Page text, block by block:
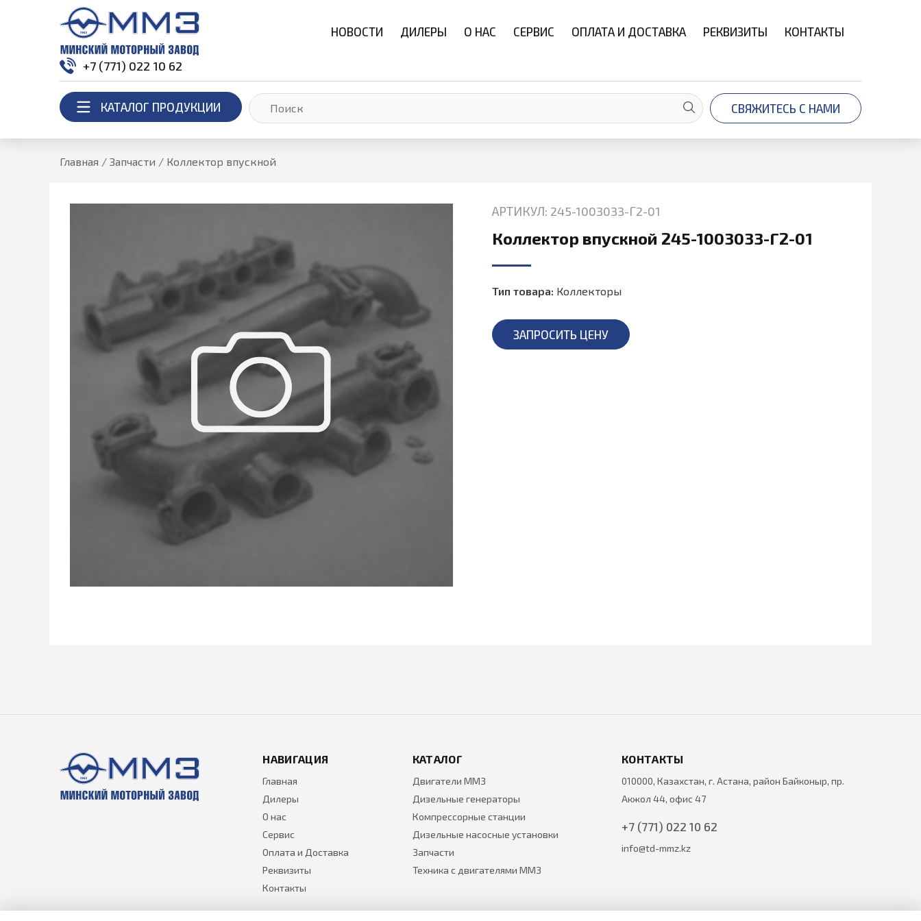
НОВОСТИ ДИЛЕРЫ О НАС СЕРВИС ОПЛАТА И ДОСТАВКА РЕКВИЗИТЫ КОНТАКТЫ
+7 (771) 022 10 62
КАТАЛОГ ПРОДУКЦИИ СВЯЖИТЕСЬ С НАМИ
Главная / Запчасти / Коллектор впускной
АРТИКУЛ: 245-1003033-Г2-01
Коллектор впускной 245-1003033-Г2-01
Тип товара: Коллекторы
ЗАПРОСИТЬ ЦЕНУ
НАВИГАЦИЯ
Главная
Дилеры
О нас
Сервис
Оплата и Доставка
Реквизиты
Контакты
КАТАЛОГ
Двигатели ММЗ
Дизельные генераторы
Компрессорные станции
Дизельные насосные установки
Запчасти
Техника с двигателями ММЗ
КОНТАКТЫ
010000, Казахстан, г. Астана, район Байконыр, пр.
Акжол 44, офис 47
+7 (771) 022 10 62
info@td-mmz.kz